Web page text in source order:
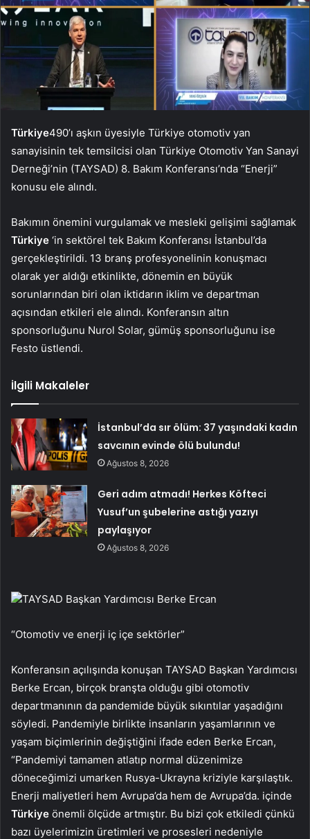
Türkiye490’ı aşkın üyesiyle Türkiye otomotiv yan
sanayisinin tek temsilcisi olan Türkiye Otomotiv Yan Sanayi
Derneği’nin (TAYSAD) 8. Bakım Konferansı’nda “Enerji”
konusu ele alındı.
Bakımın önemini vurgulamak ve mesleki gelişimi sağlamak
Türkiye ‘in sektörel tek Bakım Konferansı İstanbul’da
gerçekleştirildi. 13 branş profesyonelinin konuşmacı
olarak yer aldığı etkinlikte, dönemin en büyük
sorunlarından biri olan iktidarın iklim ve departman
açısından etkileri ele alındı. Konferansın altın
sponsorluğunu Nurol Solar, gümüş sponsorluğunu ise
Festo üstlendi.
İlgili Makaleler
İstanbul’da sır ölüm: 37 yaşındaki kadın
savcının evinde ölü bulundu!
Ağustos 8, 2026
Geri adım atmadı! Herkes Köfteci
Yusuf’un şubelerine astığı yazıyı
paylaşıyor
Ağustos 8, 2026
TAYSAD Başkan Yardımcısı Berke Ercan
“Otomotiv ve enerji iç içe sektörler”
Konferansın açılışında konuşan TAYSAD Başkan Yardımcısı
Berke Ercan, birçok branşta olduğu gibi otomotiv
departmanının da pandemide büyük sıkıntılar yaşadığını
söyledi. Pandemiyle birlikte insanların yaşamlarının ve
yaşam biçimlerinin değiştiğini ifade eden Berke Ercan,
“Pandemiyi tamamen atlatıp normal düzenimize
döneceğimizi umarken Rusya-Ukrayna kriziyle karşılaştık.
Enerji maliyetleri hem Avrupa’da hem de Avrupa’da. içinde
Türkiye önemli ölçüde artmıştır. Bu bizi çok etkiledi çünkü
bazı üyelerimizin üretimleri ve prosesleri nedeniyle